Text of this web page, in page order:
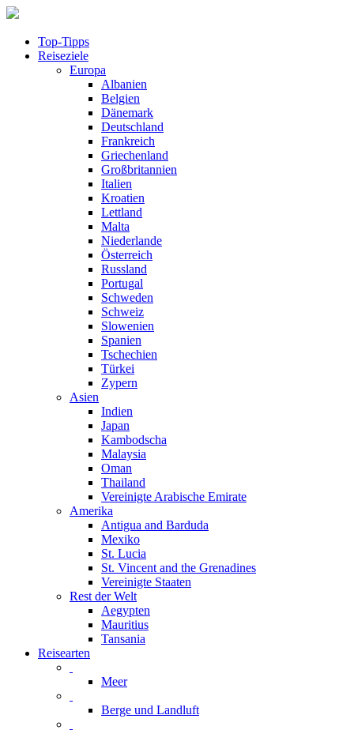
Top-Tipps
Reiseziele
Europa
Albanien
Belgien
Dänemark
Deutschland
Frankreich
Griechenland
Großbritannien
Italien
Kroatien
Lettland
Malta
Niederlande
Österreich
Russland
Portugal
Schweden
Schweiz
Slowenien
Spanien
Tschechien
Türkei
Zypern
Asien
Indien
Japan
Kambodscha
Malaysia
Oman
Thailand
Vereinigte Arabische Emirate
Amerika
Antigua and Barduda
Mexiko
St. Lucia
St. Vincent and the Grenadines
Vereinigte Staaten
Rest der Welt
Aegypten
Mauritius
Tansania
Reisearten
Meer
Berge und Landluft